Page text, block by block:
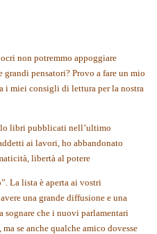
non potremmo appoggiare
pensatori? Provo a fare un mio
i miei consigli di lettura per la nostra
libri pubblicati nell’ultimo
ai lavori, ho abbandonato
libertà al potere
La lista è aperta ai vostri
una grande diffusione e una
che i nuovi parlamentari
se anche qualche amico dovesse